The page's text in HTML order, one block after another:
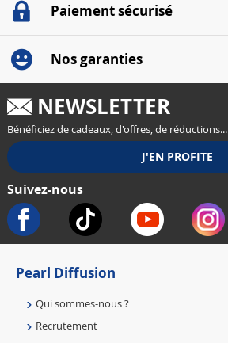
Paiement sécurisé
Nos garanties
NEWSLETTER
Bénéficiez de cadeaux, d'offres, de réductions...
Suivez-nous
Pearl Diffusion
Qui sommes-nous ?
Recrutement